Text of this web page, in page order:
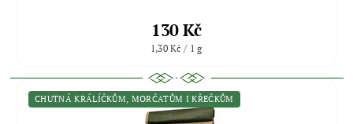
130 Kč
1,30 Kč / 1 g
CHUTNÁ KRÁLÍČKŮM, MORČATŮM I KŘEČKŮM